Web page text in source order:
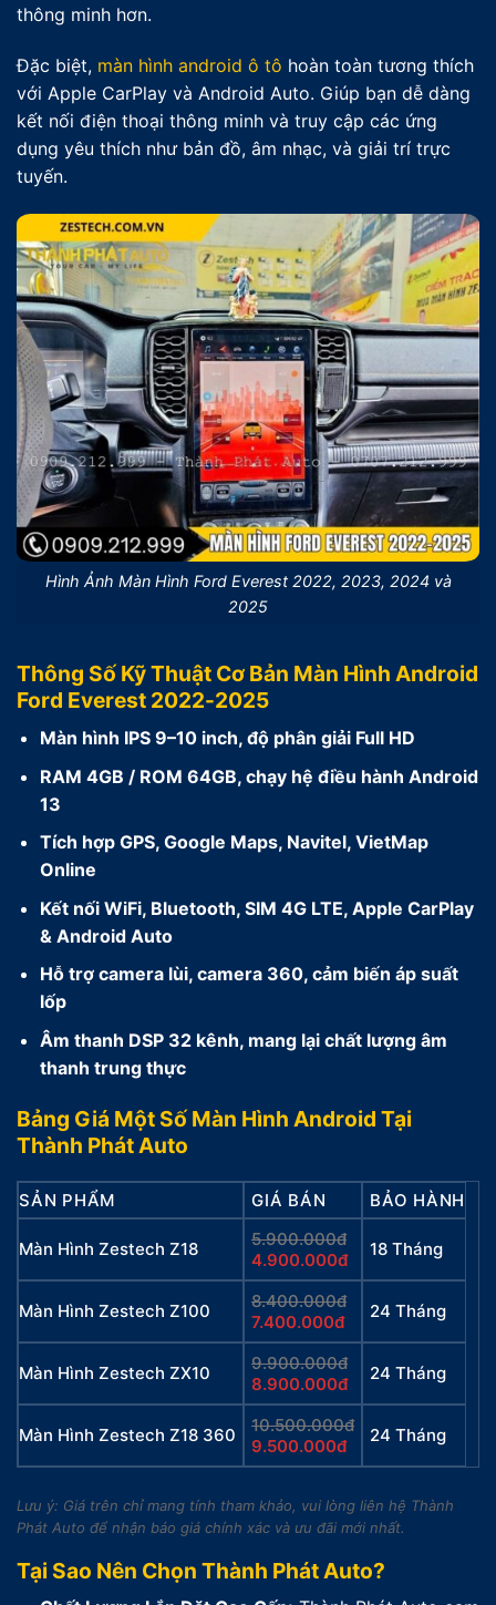
thông minh hơn.
Đặc biệt, màn hình android ô tô hoàn toàn tương thích
với Apple CarPlay và Android Auto. Giúp bạn dễ dàng
kết nối điện thoại thông minh và truy cập các ứng
dụng yêu thích như bản đồ, âm nhạc, và giải trí trực
tuyến.
Hình Ảnh Màn Hình Ford Everest 2022, 2023, 2024 và
2025
Thông Số Kỹ Thuật Cơ Bản Màn Hình Android
Ford Everest 2022-2025
Màn hình IPS 9–10 inch, độ phân giải Full HD
RAM 4GB / ROM 64GB, chạy hệ điều hành Android
13
Tích hợp GPS, Google Maps, Navitel, VietMap
Online
Kết nối WiFi, Bluetooth, SIM 4G LTE, Apple CarPlay
& Android Auto
Hỗ trợ camera lùi, camera 360, cảm biến áp suất
lốp
Âm thanh DSP 32 kênh, mang lại chất lượng âm
thanh trung thực
Bảng Giá Một Số Màn Hình Android Tại
Thành Phát Auto
SẢN PHẨM GIÁ BÁN BẢO HÀNH
Màn Hình Zestech Z18
5.900.000đ
4.900.000đ
18 Tháng
Màn Hình Zestech Z100
8.400.000đ
7.400.000đ
24 Tháng
Màn Hình Zestech ZX10
9.900.000đ
8.900.000đ
24 Tháng
Màn Hình Zestech Z18 360
10.500.000đ
9.500.000đ
24 Tháng
Lưu ý: Giá trên chỉ mang tính tham khảo, vui lòng liên hệ Thành
Phát Auto để nhận báo giá chính xác và ưu đãi mới nhất.
Tại Sao Nên Chọn Thành Phát Auto?